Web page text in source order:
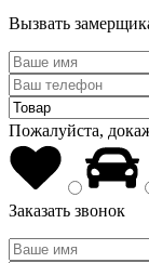
Вызвать
Пожалуйста,
Заказать звонок